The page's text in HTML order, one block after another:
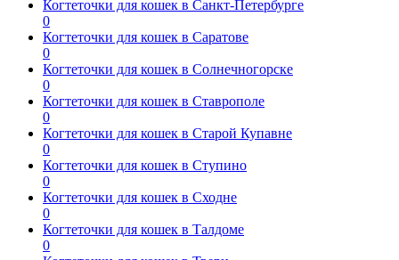
Когтеточки для кошек в Санкт-Петербурге
0
Когтеточки для кошек в Саратове
0
Когтеточки для кошек в Солнечногорске
0
Когтеточки для кошек в Ставрополе
0
Когтеточки для кошек в Старой Купавне
0
Когтеточки для кошек в Ступино
0
Когтеточки для кошек в Сходне
0
Когтеточки для кошек в Талдоме
0